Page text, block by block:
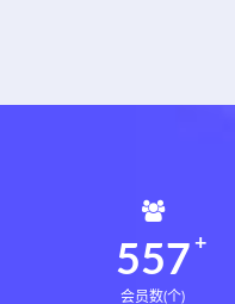
561
会员数(个)